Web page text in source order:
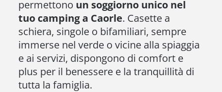
permettono un soggiorno unico nel
tuo camping a Caorle. Casette a
schiera, singole o bifamiliari, sempre
immerse nel verde o vicine alla spiaggia
e ai servizi, dispongono di comfort e
plus per il benessere e la tranquillità di
tutta la famiglia.